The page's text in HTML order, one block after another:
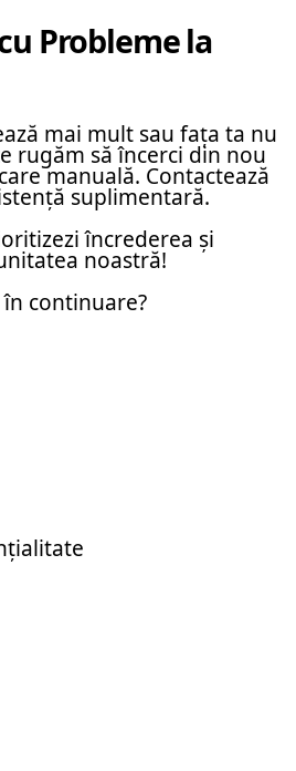
Probleme la
mai mult sau fața ta nu
rugăm să încerci din nou
manuală. Contactează
suplimentară.
încrederea și
noastră!
continuare?